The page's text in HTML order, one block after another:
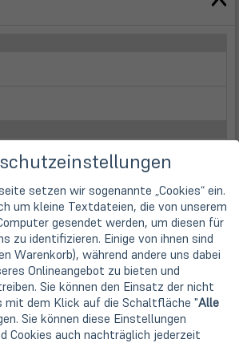
(4x 3,0 GHz / 12MB Smart Cache /
(8k Support)
setzen wir sogenannte „Cookies“ ein.
um kleine Textdateien, die von unserem
gesendet werden, um diesen für
zu identifizieren. Einige von ihnen sind
Warenkorb), während andere uns dabei
Onlineangebot zu bieten und
Sie können den Einsatz der nicht
mit dem Klick auf die Schaltfläche "Alle
Sie können diese Einstellungen
Cookies auch nachträglich jederzeit